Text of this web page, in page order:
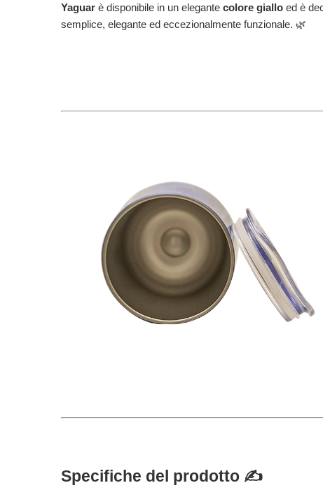
Yaguar è disponibile in un elegante colore giallo ed è
semplice, elegante ed eccezionalmente funzionale. 🌿
Specifiche del prodotto ✍️